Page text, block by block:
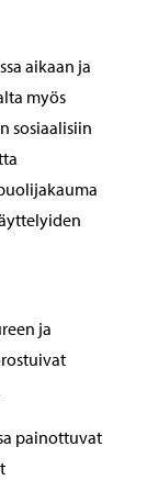
aikaan ja
myös
sosiaalisiin
ja
painottuvat